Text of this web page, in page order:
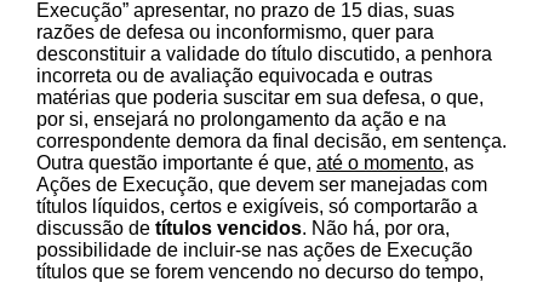
Execução” apresentar, no prazo de 15 dias, suas
razões de defesa ou inconformismo, quer para
desconstituir a validade do título discutido, a penhora
incorreta ou de avaliação equivocada e outras
matérias que poderia suscitar em sua defesa, o que,
por si, ensejará no prolongamento da ação e na
correspondente demora da final decisão, em sentença.
Outra questão importante é que, até o momento, as
Ações de Execução, que devem ser manejadas com
títulos líquidos, certos e exigíveis, só comportarão a
discussão de títulos vencidos. Não há, por ora,
possibilidade de incluir-se nas ações de Execução
títulos que se forem vencendo no decurso do tempo,